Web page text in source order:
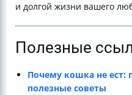
и долгой жизни вашего
Полезные
Почему кошка не ест:
полезные советы